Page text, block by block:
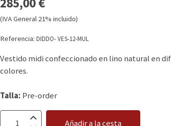
(IVA General 21% incluido)
Referencia:DIDDO- VES-12-MUL
Vestido midi confeccionado en lino natural en
colores.
Talla: Pre-order
Añadir a la cesta